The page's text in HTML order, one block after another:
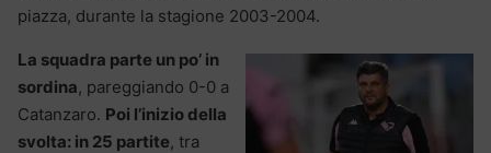
piazza, durante la stagione 2003-2004.
La squadra parte un po’ in
sordina, pareggiando 0-0 a
Catanzaro. Poi l’inizio della
svolta: in 25 partite, tra